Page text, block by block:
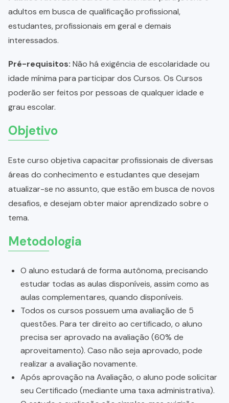
adultos em busca de qualificação profissional,
estudantes, profissionais em geral e demais
interessados.
Pré-requisitos: Não há exigência de escolaridade ou
idade mínima para participar dos Cursos. Os Cursos
poderão ser feitos por pessoas de qualquer idade e
grau escolar.
Objetivo
Este curso objetiva capacitar profissionais de diversas
áreas do conhecimento e estudantes que desejam
atualizar-se no assunto, que estão em busca de novos
desafios, e desejam obter maior aprendizado sobre o
tema.
Metodologia
O aluno estudará de forma autônoma, precisando
estudar todas as aulas disponíveis, assim como as
aulas complementares, quando disponíveis.
Todos os cursos possuem uma avaliação de 5
questões. Para ter direito ao certificado, o aluno
precisa ser aprovado na avaliação (60% de
aproveitamento). Caso não seja aprovado, pode
realizar a avaliação novamente.
Após aprovação na Avaliação, o aluno pode solicitar
seu Certificado (mediante uma taxa administrativa).